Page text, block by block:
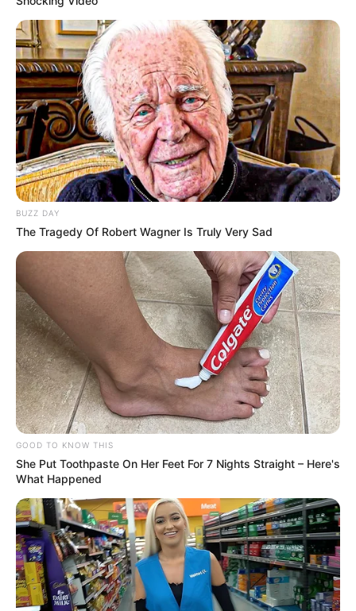
Trecho da convenção coletiva de 2023/2024 do Seaac de Sorocaba
| Foto: Reprodução/Twitter/@curtaramiro
A negociação ocorreu antes do julgamento do STF, finalizado em
11 de setembro, mas a cobrança ocorreu somente depois do aval
da Suprema Corte, que validou a cobrança de contribuição
assistencial de filiados ou não, desde que haja direito de oposição.
Isso quer dizer que o trabalhador pode se recusar a pagar.
BUZZ DAY
The Tragedy Of Robert Wagner Is Truly Very Sad
GOOD TO KNOW THIS
She Put Toothpaste On Her Feet For 7 Nights Straight – Here's
What Happened